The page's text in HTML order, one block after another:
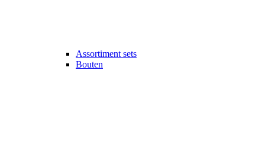
Assortiment sets
Bouten